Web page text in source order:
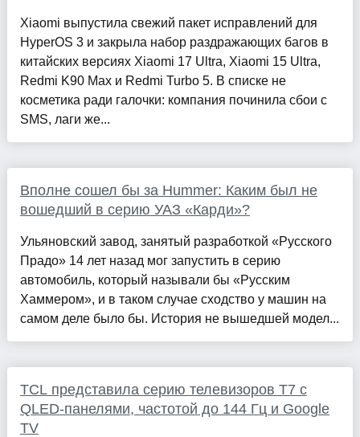
Xiaomi выпустила свежий пакет исправлений для
HyperOS 3 и закрыла набор раздражающих багов в
китайских версиях Xiaomi 17 Ultra, Xiaomi 15 Ultra,
Redmi K90 Max и Redmi Turbo 5. В списке не
косметика ради галочки: компания починила сбои с
SMS, лаги же...
Вполне сошел бы за Hummer: Каким был не
вошедший в серию УАЗ «Карди»?
Ульяновский завод, занятый разработкой «Русского
Прадо» 14 лет назад мог запустить в серию
автомобиль, который называли бы «Русским
Хаммером», и в таком случае сходство у машин на
самом деле было бы. История не вышедшей модел...
TCL представила серию телевизоров T7 с
QLED-панелями, частотой до 144 Гц и Google
TV